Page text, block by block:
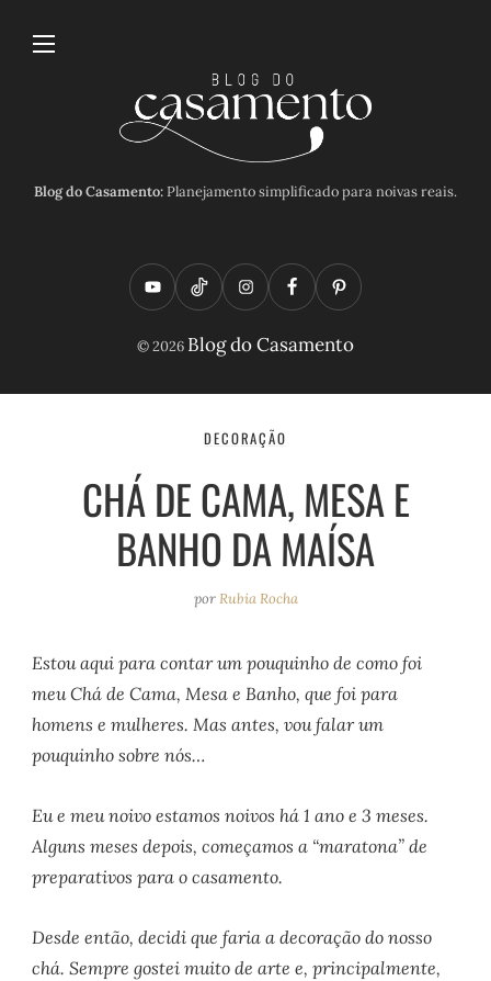
Blog do Casamento:Planejamento simplificado para noivas reais.
Y
o
t
T
i
t
o
I
n
t
a
r
a
m
F
a
e
k
P
i
t
e
s
t
© 2026 Blog do Casamento
DECORAÇÃO
CHÁ DE CAMA, MESA E
BANHO DA MAÍSA
porRubia Rocha
Estou aqui para contar um pouquinho de como foi
meu Chá de Cama, Mesa e Banho, que foi para
homens e mulheres. Mas antes, vou falar um
pouquinho sobre nós…
Eu e meu noivo estamos noivos há 1 ano e 3 meses.
Alguns meses depois, começamos a “maratona” de
preparativos para o casamento.
Desde então, decidi que faria a decoração do nosso
chá. Sempre gostei muito de arte e, principalmente,